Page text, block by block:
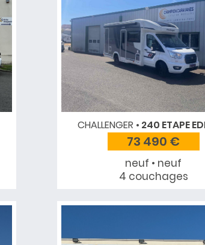
CHALLENGER 240 ETAPE
73 490 €
neuf • neuf
4 couchages